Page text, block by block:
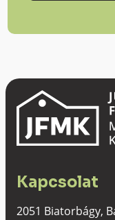
Kapcsolat
2051 Biatorbágy,